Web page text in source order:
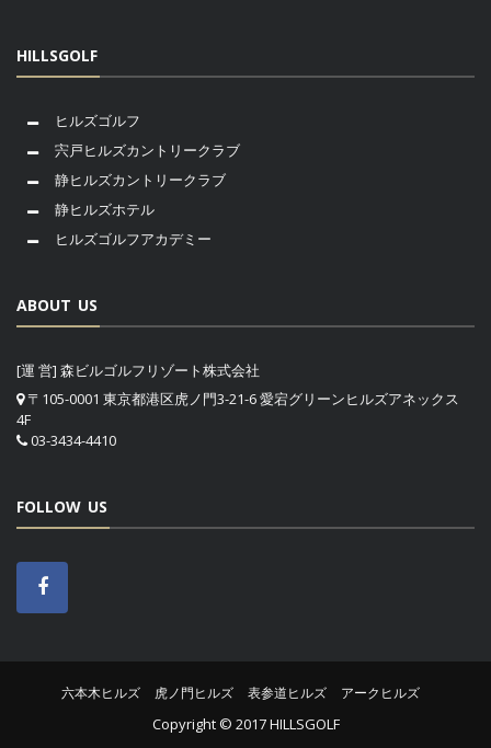
HILLSGOLF
ヒルズゴルフ
宍戸ヒルズカントリークラブ
静ヒルズカントリークラブ
静ヒルズホテル
ヒルズゴルフアカデミー
ABOUT US
[運 営] 森ビルゴルフリゾート株式会社
〒105-0001 東京都港区虎ノ門3-21-6 愛宕グリーンヒルズアネックス
4F
03-3434-4410
FOLLOW US
六本木ヒルズ 虎ノ門ヒルズ 表参道ヒルズ アークヒルズ
Copyright © 2017 HILLSGOLF